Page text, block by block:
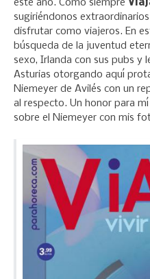
este año. Como siempre
sugiriéndonos
disfrutar como viajeros. En
búsqueda de la juventud
sexo, Irlanda con sus pubs y
Asturias otorgando aquí
Niemeyer de Avilés con un
al respecto. Un honor para
sobre el Niemeyer con mis